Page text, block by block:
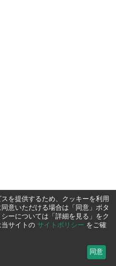
を提供するため、クッキーを利用
意いただける場合は「同意」ボタ
ーについては「詳細を見る」をク
当サイトの サイトポリシー をご確
同意